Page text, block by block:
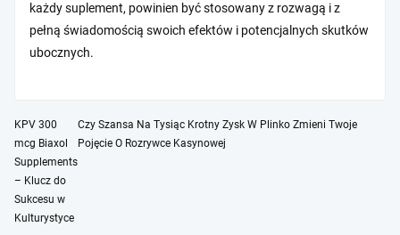
każdy suplement, powinien być stosowany z rozwagą i z
pełną świadomością swoich efektów i potencjalnych skutków
ubocznych.
Post
navigation
KPV 300
mcg Biaxol
Supplements
– Klucz do
Sukcesu w
Kulturystyce
Czy Szansa Na Tysiąc Krotny Zysk W Plinko Zmieni Twoje
Pojęcie O Rozrywce Kasynowej